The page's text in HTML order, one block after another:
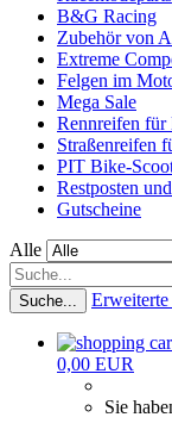
B&G Racing
Zubehör von
Extreme
Felgen im
Mega Sale
Rennreifen für
Straßenreifen
PIT Bike-
Restposten
Gutscheine
Alle
Suche... Erweiterte
0,00 EUR
Sie